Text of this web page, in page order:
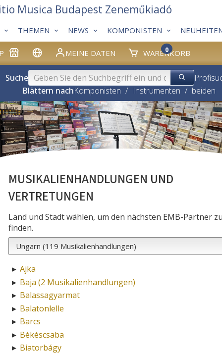
MEINE DATEN WARENKORB
0
THEMEN NEWS KOMPONISTEN
Musica Budapest Zeneműkiadó
Suche
Blättern nachKomponisten / Instrumenten / beiden
MUSIKALIENHANDLUNGEN UND
VERTRETUNGEN
Land und Stadt wählen, um den nächsten EMB-Partner
finden.
► Ajka
► Baja (2 Musikalienhandlungen)
► Balassagyarmat
► Balatonlelle
► Barcs
► Békéscsaba
► Biatorbágy